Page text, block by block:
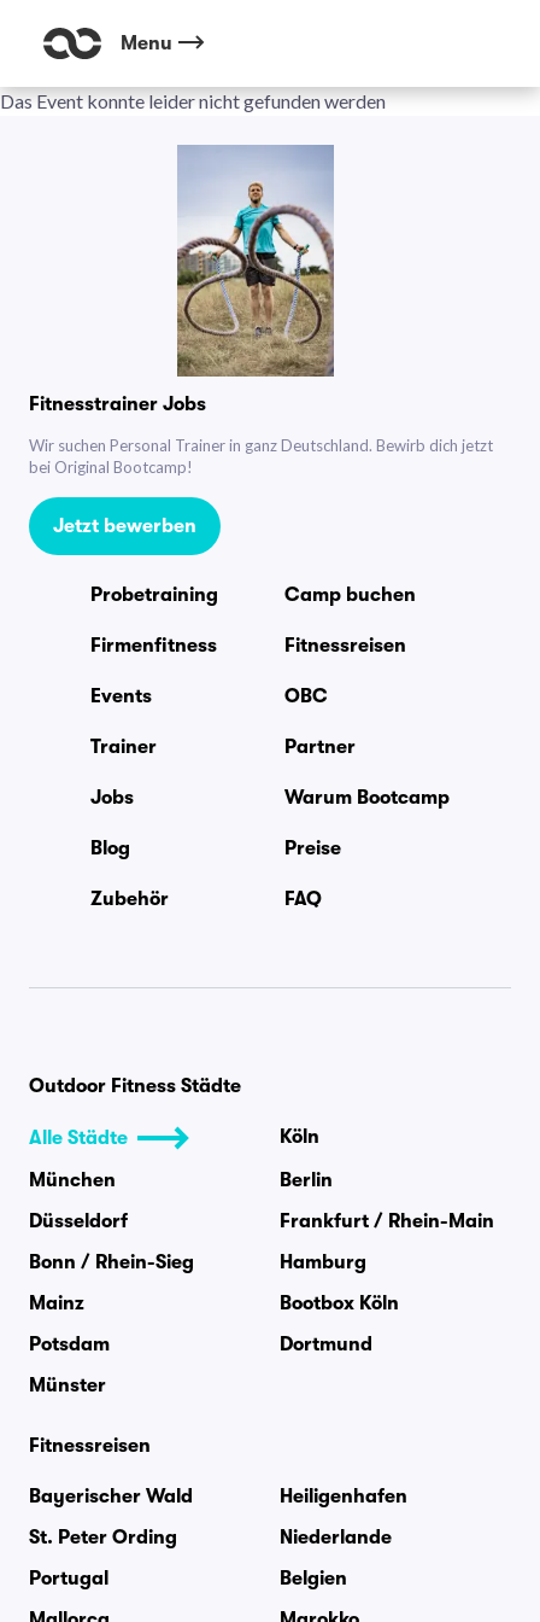
Menu
Das Event konnte leider nicht gefunden werden
Fitnesstrainer Jobs
Wir suchen Personal Trainer in ganz Deutschland. Bewirb dich jetzt
bei Original Bootcamp!
Jetzt bewerben
Probetraining Camp buchen
Firmenfitness Fitnessreisen
Events OBC
Trainer Partner
Jobs Warum Bootcamp
Blog Preise
Zubehör FAQ
Outdoor Fitness Städte
Alle Städte
Köln
München
Berlin
Düsseldorf
Frankfurt / Rhein-Main
Bonn / Rhein-Sieg
Hamburg
Mainz
Bootbox Köln
Potsdam
Dortmund
Münster
Fitnessreisen
Bayerischer Wald
Heiligenhafen
St. Peter Ording
Niederlande
Portugal
Belgien